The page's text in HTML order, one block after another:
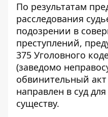
По результатам
расследования
подозрении в
преступлений,
375 Уголовного
(заведомо
обвинительный
направлен в суд
существу.